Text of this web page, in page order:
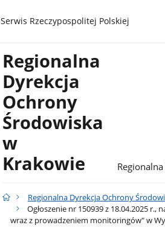
gov.pl
Serwis Rzeczypospolitej Polskiej
Regionalna
Dyrekcja
Ochrony
Środowiska
w
Krakowie
Regionalna Dyrekcja Ochrony
Ogłoszenie nr 150939 z 18.04.2025
wraz z prowadzeniem monitoringów" w